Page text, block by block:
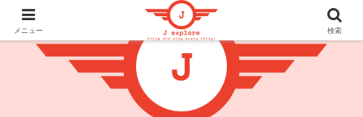
メニュー 検索